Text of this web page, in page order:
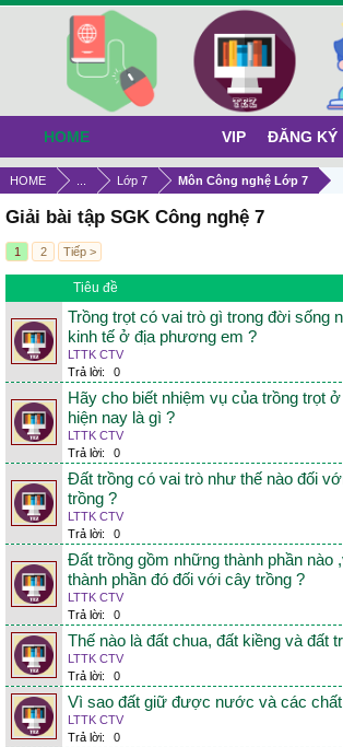
HOME Lớp 7 Môn Công nghệ Lớp 7
Giải bài tập SGK Công nghệ 7
1 2 Tiếp >
Tiêu đề
Trồng trọt có vai trò gì trong đời sống
kinh tế ở địa phương em ?
LTTK CTV
Trả lời:
0
Hãy cho biết nhiệm vụ của trồng trọt
hiện nay là gì ?
LTTK CTV
Trả lời:
0
Đất trồng có vai trò như thế nào đối
trồng ?
LTTK CTV
Trả lời:
0
Đất trồng gồm những thành phần nào
thành phần đó đối với cây trồng ?
LTTK CTV
Trả lời:
0
Thế nào là đất chua, đất kiềng và đất
LTTK CTV
Trả lời:
0
Vì sao đất giữ được nước và các
LTTK CTV
Trả lời:
0
HOME VIP ĐĂNG KÝ